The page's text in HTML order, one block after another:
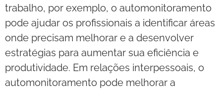
trabalho, por exemplo, o automonitoramento
pode ajudar os profissionais a identificar áreas
onde precisam melhorar e a desenvolver
estratégias para aumentar sua eficiência e
produtividade. Em relações interpessoais, o
automonitoramento pode melhorar a